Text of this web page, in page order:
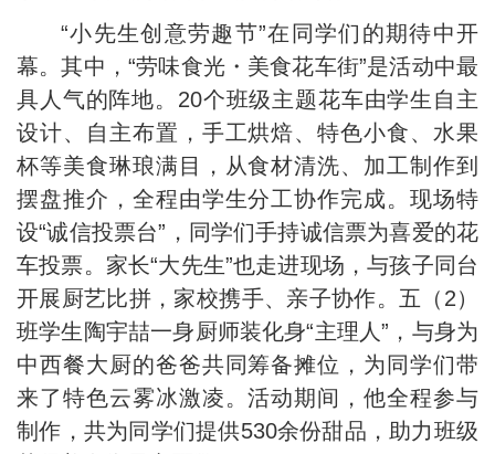
“小先生创意劳趣节”在同学们的期待中开
幕。其中，“劳味食光・美食花车街”是活动中最
具人气的阵地。20个班级主题花车由学生自主
设计、自主布置，手工烘焙、特色小食、水果
杯等美食琳琅满目，从食材清洗、加工制作到
摆盘推介，全程由学生分工协作完成。现场特
设“诚信投票台”，同学们手持诚信票为喜爱的花
车投票。家长“大先生”也走进现场，与孩子同台
开展厨艺比拼，家校携手、亲子协作。五（2）
班学生陶宇喆一身厨师装化身“主理人”，与身为
中西餐大厨的爸爸共同筹备摊位，为同学们带
来了特色云雾冰激凌。活动期间，他全程参与
制作，共为同学们提供530余份甜品，助力班级